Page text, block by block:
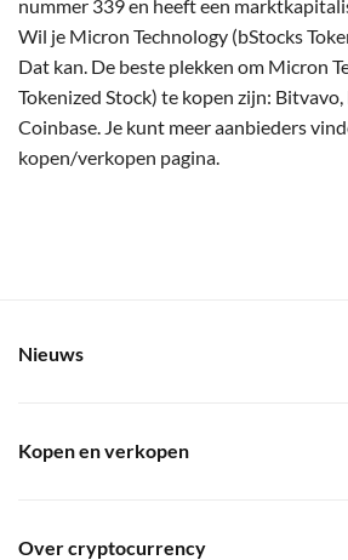
nummer 339 en heeft een
Wil je Micron Technology (bStocks
Dat kan. De beste plekken om Micron
Tokenized Stock) te kopen zijn:
Coinbase. Je kunt meer aanbieders
kopen/verkopen pagina.
Nieuws
Kopen en verkopen
Over cryptocurrency